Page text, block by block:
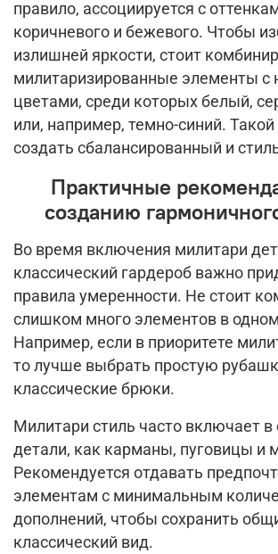
правило, ассоциируется с
коричневого и бежевого. Чтобы
излишней яркости, стоит
милитаризированные элементы с
цветами, среди которых белый,
или, например, темно-синий.
создать сбалансированный и
Практичные
созданию
Во время включения милитари
классический гардероб важно
правила умеренности. Не стоит
слишком много элементов в
Например, если в приоритете
то лучше выбрать простую
классические брюки.
Милитари стиль часто включает в
детали, как карманы, пуговицы и
Рекомендуется отдавать
элементам с минимальным
дополнений, чтобы сохранить
классический вид.